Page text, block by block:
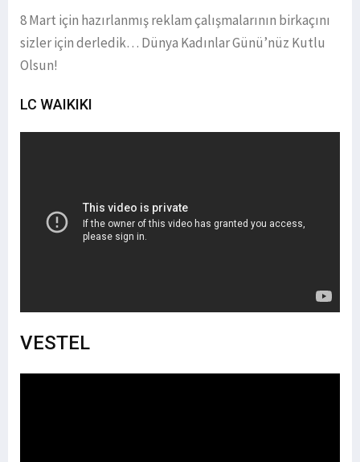
8 Mart için hazırlanmış reklam çalışmalarının birkaçını
sizler için derledik… Dünya Kadınlar Günü’nüz Kutlu
Olsun!
LC WAIKIKI
VESTEL